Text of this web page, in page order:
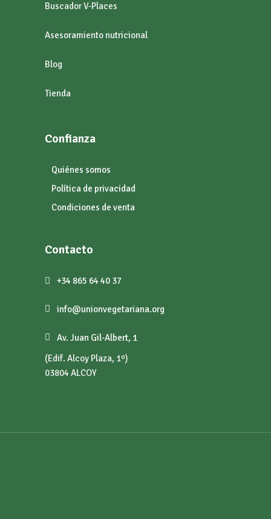
Buscador V-Places
Asesoramiento nutricional
Blog
Tienda
Confianza
Quiénes somos
Política de privacidad
Condiciones de venta
Contacto
+34 865 64 40 37
info@unionvegetariana.org
Av. Juan Gil-Albert, 1
(Edif. Alcoy Plaza, 1º)
03804 ALCOY